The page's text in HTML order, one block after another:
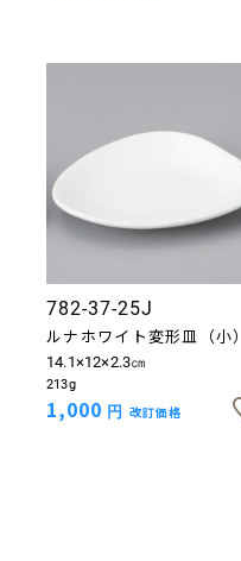
782-37-25J
ルナホワイト変形皿（小）
14.1×12×2.3㎝
213g
1,000 円 改訂価格